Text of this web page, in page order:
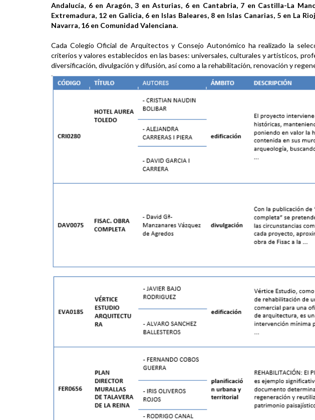
Andalucía, 6 en Aragón, 3 en Asturias, 6 en Cantabria, 7 en Castilla-La
Extremadura, 12 en Galicia, 6 en Islas Baleares, 8 en Islas Canarias, 5 en La
Navarra, 16 en Comunidad Valenciana.
Cada Colegio Oficial de Arquitectos y Consejo Autonómico ha realizado la
criterios y valores establecidos en las bases: universales, culturales y artísticos,
diversificación, divulgación y difusión, así como a la rehabilitación, renovación y